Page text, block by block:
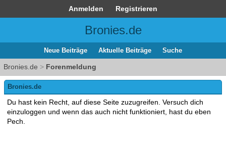
Anmelden Registrieren
Bronies.de
Neue Beiträge Aktuelle Beiträge Suche
Bronies.de > Forenmeldung
Bronies.de
Du hast kein Recht, auf diese Seite zuzugreifen. Versuch dich
einzuloggen und wenn das auch nicht funktioniert, hast du eben
Pech.